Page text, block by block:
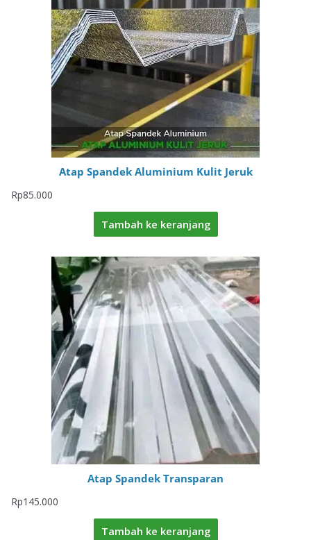
Atap Spandek Aluminium Kulit Jeruk
Rp85.000
Tambah ke keranjang
Atap Spandek Transparan
Rp145.000
Tambah ke keranjang